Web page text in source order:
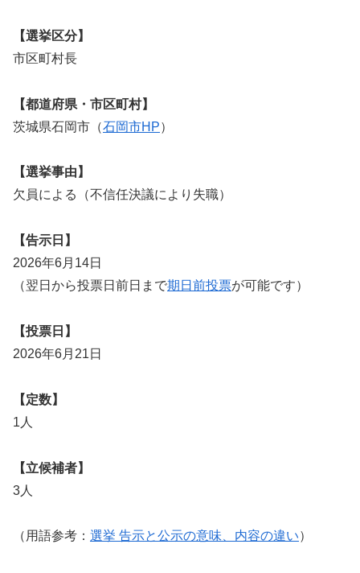
【選挙区分】
市区町村長
【都道府県・市区町村】
茨城県石岡市（石岡市HP）
【選挙事由】
欠員による（不信任決議により失職）
【告示日】
2026年6月14日
（翌日から投票日前日まで期日前投票が可能です）
【投票日】
2026年6月21日
【定数】
1人
【立候補者】
3人
（用語参考： 選挙 告示と公示の意味、内容の違い）